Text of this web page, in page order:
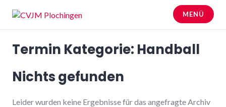
Inhalt
springen
CVJM Plochingen
MENÜ
Termin Kategorie: Handball
Nichts gefunden
Leider wurden keine Ergebnisse für das angefragte Archiv